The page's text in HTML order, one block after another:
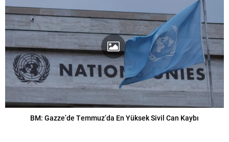
BM: Gazze’de Temmuz’da En Yüksek Sivil Can Kaybı